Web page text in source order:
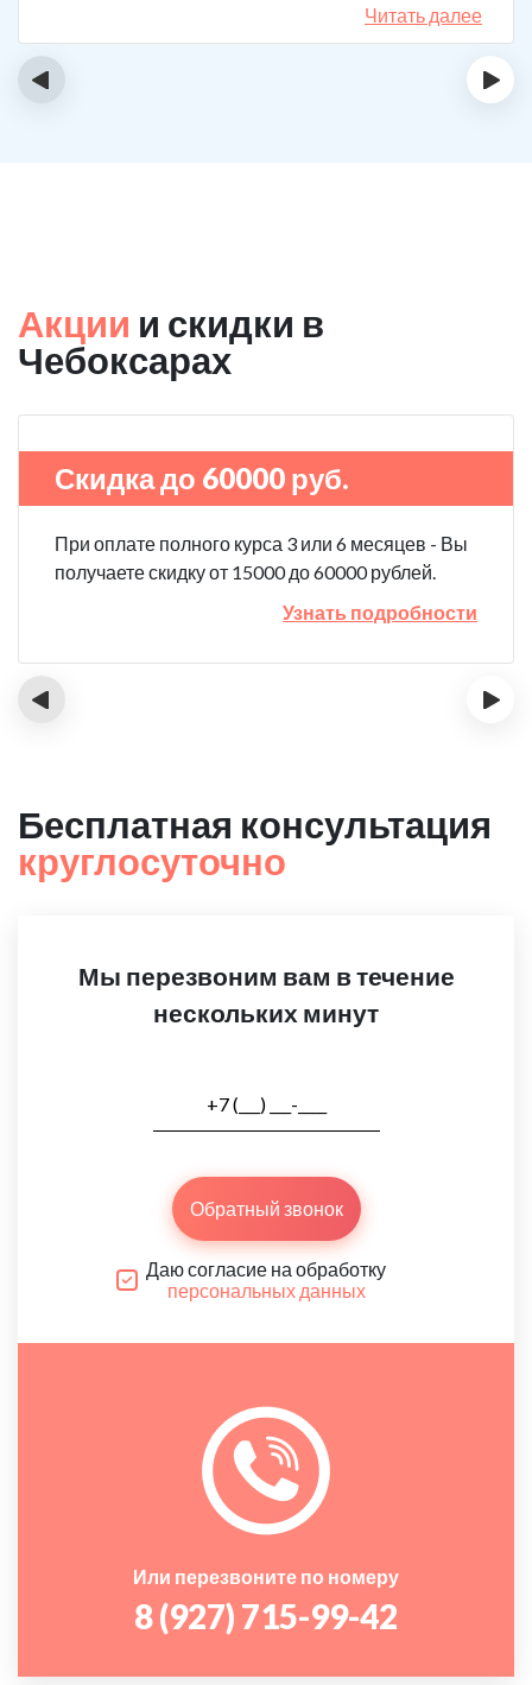
курс и уже год не принимаю алкоголь вообще никакой.
Читать далее
‹ ›
Акции и скидки в
Чебоксарах
Скидка до 60000 руб.
При оплате полного курса 3 или 6 месяцев - Вы
получаете скидку от 15000 до 60000 рублей.
Узнать подробности
‹ ›
Бесплатная консультация
круглосуточно
Мы перезвоним вам в течение
нескольких минут
Обратный звонок
Даю согласие на обработку
персональных данных
Или перезвоните по номеру
8 (927) 715-99-42